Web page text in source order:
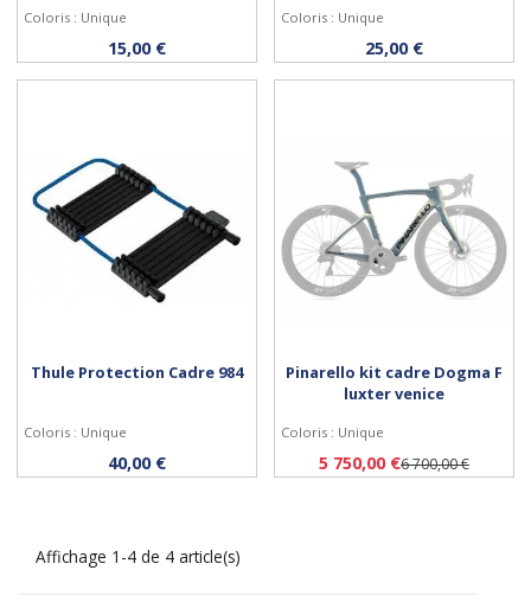
Personnaliser
Coloris : Unique
15,00 € Personnaliser
Coloris : Unique
25,00 €
Acheter
Thule Protection Cadre 984
Coloris : Unique
40,00 € Personnaliser
Pinarello kit cadre Dogma F
luxter venice
Coloris : Unique
5 750,00 €6 700,00 €
Affichage 1-4 de 4 article(s)